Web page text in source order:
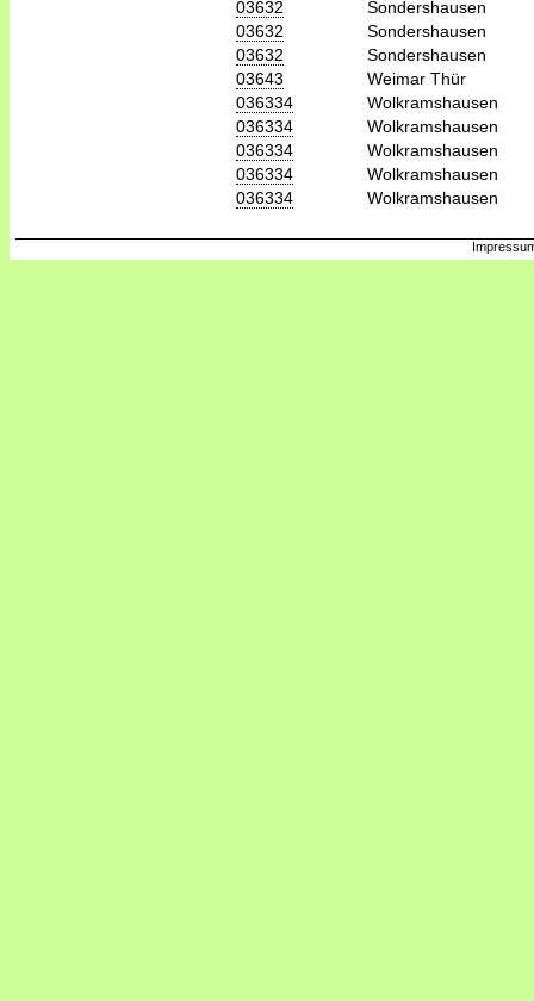
03632
Sondershausen
03632
Sondershausen
03632
Sondershausen
03643
Weimar Thür
036334
Wolkramshausen
036334
Wolkramshausen
036334
Wolkramshausen
036334
Wolkramshausen
036334
Wolkramshausen